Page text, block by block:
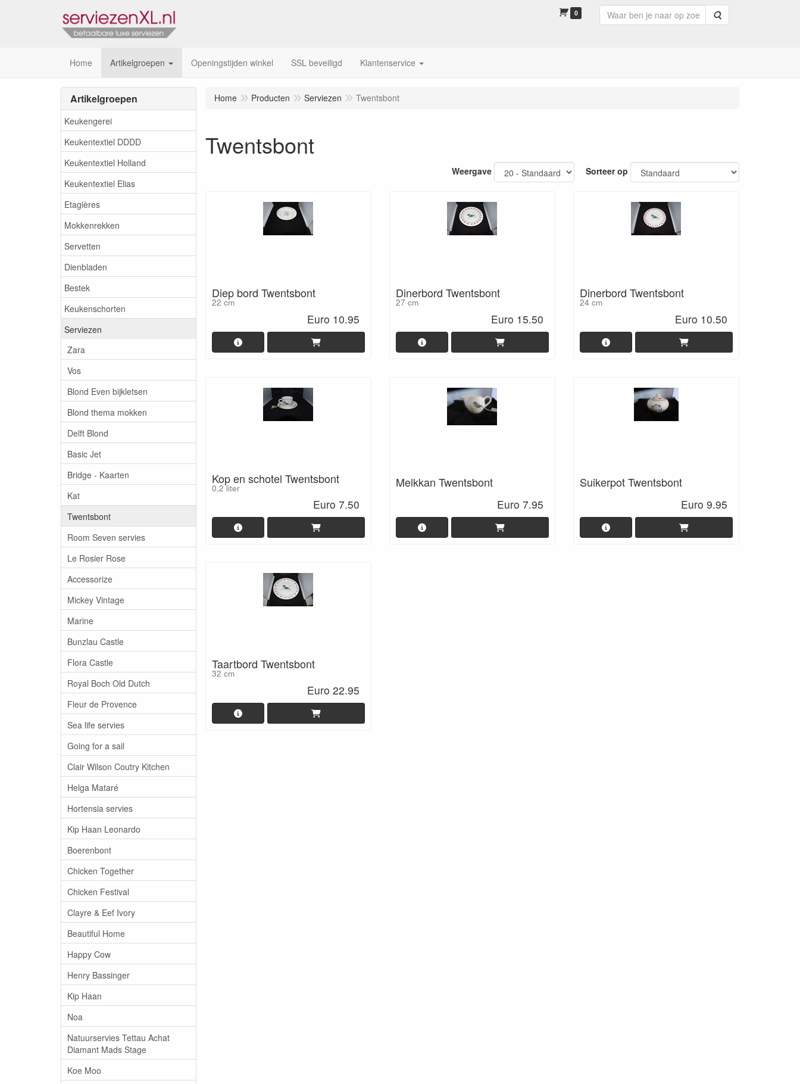
0 Zoeken
Home Artikelgroepen Openingstijden winkel SSL beveiligd Klantenservice
Artikelgroepen
Keukengerei
Keukentextiel DDDD
Keukentextiel Holland
Keukentextiel Elias
Etagières
Mokkenrekken
Servetten
Dienbladen
Bestek
Keukenschorten
Serviezen
Zara
Vos
Blond Even bijkletsen
Blond thema mokken
Delft Blond
Basic Jet
Bridge - Kaarten
Kat
Twentsbont
Room Seven servies
Le Rosier Rose
Accessorize
Mickey Vintage
Marine
Bunzlau Castle
Flora Castle
Royal Boch Old Dutch
Fleur de Provence
Sea life servies
Going for a sail
Clair Wilson Coutry Kitchen
Helga Mataré
Hortensia servies
Kip Haan Leonardo
Boerenbont
Chicken Together
Chicken Festival
Clayre & Eef Ivory
Beautiful Home
Happy Cow
Henry Bassinger
Kip Haan
Noa
Natuurservies Tettau Achat
Diamant Mads Stage
Koe Moo
Home Producten Serviezen Twentsbont
Twentsbont
Weergave Sorteer op
Diep bord Twentsbont
22 cm
Euro 10.95
Dinerbord Twentsbont
27 cm
Euro 15.50
Dinerbord Twentsbont
24 cm
Euro 10.50
Kop en schotel Twentsbont
0,2 liter
Euro 7.50
Melkkan Twentsbont
Euro 7.95
Suikerpot Twentsbont
Euro 9.95
Taartbord Twentsbont
32 cm
Euro 22.95